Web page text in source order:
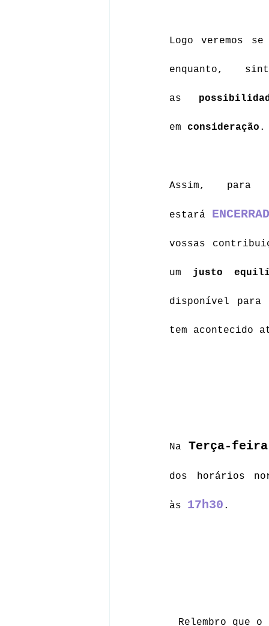
Logo veremos
enquanto,
as
em consideração
Assim,
estará
vossas
um justo
disponível
tem acontecido
Na Terça-feira
dos horários
às 17h30 .
Relembro que o